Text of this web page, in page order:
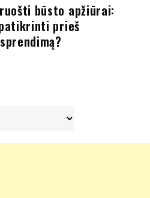
būsto apžiūrai:
prieš